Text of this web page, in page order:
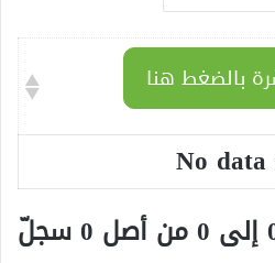
بالضغط هنا
No